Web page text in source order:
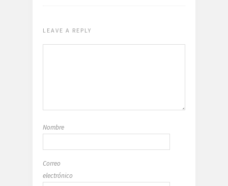
LEAVE A REPLY
Nombre
Correo
electrónico